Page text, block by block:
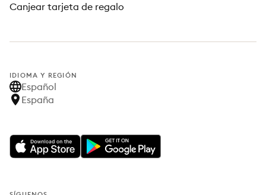
Canjear tarjeta de regalo
IDIOMA Y REGIÓN
Español
España